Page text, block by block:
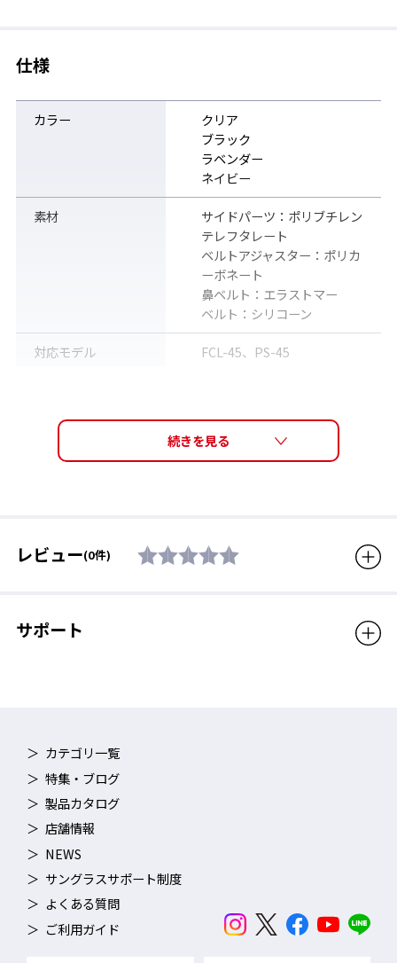
仕様
カラー
クリア
ブラック
ラベンダー
ネイビー
素材
サイドパーツ：ポリブチレン
テレフタレート
ベルトアジャスター：ポリカ
ーボネート
鼻ベルト：エラストマー
ベルト：シリコーン
対応モデル FCL-45、PS-45
生産国 日本
で発送いたします。普通郵
便・メール便等での郵送は承
販売価格（税込）
レビュー(0件)
サポート
カテゴリ一覧
特集・ブログ
製品カタログ
店舗情報
NEWS
サングラスサポート制度
よくある質問
ご利用ガイド